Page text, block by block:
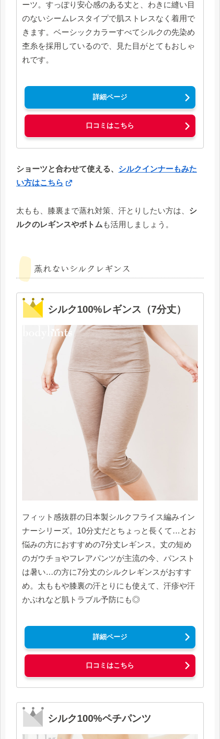
ーツ。すっぽり安心感のある丈と、わきに縫い目
のないシームレスタイプで肌ストレスなく着用で
きます。ベーシックカラーすべてシルクの先染め
杢糸を採用しているので、見た目がとてもおしゃ
れです。
詳細ページ
口コミはこちら
ショーツと合わせて使える、 シルクインナーもみた
い方はこちら
太もも、膝裏まで蒸れ対策、汗とりしたい方は、 シ
ルクのレギンスやボトム も活用しましょう。
蒸れないシルクレギンス
シルク100%レギンス（7分丈）
フィット感抜群の日本製シルクフライス編みイン
ナーシリーズ。10分丈だとちょっと長くて…とお
悩みの方におすすめの7分丈レギンス。丈の短め
のガウチョやフレアパンツが主流の今、パンスト
は暑い…の方に7分丈のシルクレギンスがおすす
め。太ももや膝裏の汗とりにも使えて、汗疹や汗
かぶれなど肌トラブル予防にも◎
詳細ページ
口コミはこちら
シルク100%ペチパンツ